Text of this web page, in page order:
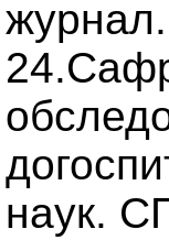
наук.